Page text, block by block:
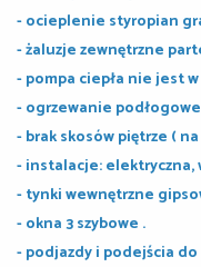
- ocieplenie styropian
- żaluzje zewnętrzne
-pompa ciepła nie jest
- ogrzewanie
- brak skosów piętrze (
- instalacje: elektryczna,
- tynki wewnętrzne
- okna 3 szybowe .
- podjazdy i podejścia